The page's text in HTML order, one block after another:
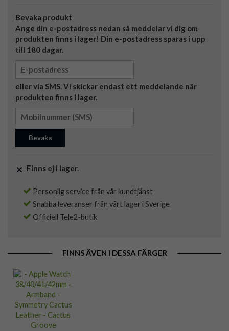
Bevaka produkt
Ange din e-postadress nedan så meddelar vi dig om
produkten finns i lager! Din e-postadress sparas i upp
till 180 dagar.
eller via SMS. Vi skickar endast ett meddelande när
produkten finns i lager.
Bevaka
Finns ej i lager.
Personlig service från vår kundtjänst
Snabba leveranser från vårt lager i Sverige
Officiell Tele2-butik
FINNS ÄVEN I DESSA FÄRGER